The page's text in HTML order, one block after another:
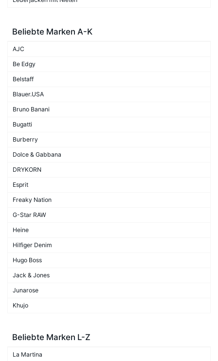
Beliebte Marken A-K
AJC
Be Edgy
Belstaff
Blauer.USA
Bruno Banani
Bugatti
Burberry
Dolce & Gabbana
DRYKORN
Esprit
Freaky Nation
G-Star RAW
Heine
Hilfiger Denim
Hugo Boss
Jack & Jones
Junarose
Khujo
Beliebte Marken L-Z
La Martina